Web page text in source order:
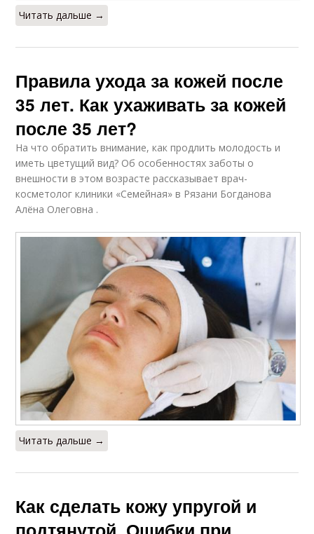
Читать дальше →
Правила ухода за кожей после
35 лет. Как ухаживать за кожей
после 35 лет?
На что обратить внимание, как продлить молодость и
иметь цветущий вид? Об особенностях заботы о
внешности в этом возрасте рассказывает врач-
косметолог клиники «Семейная» в Рязани Богданова
Алёна Олеговна .
Читать дальше →
Как сделать кожу упругой и